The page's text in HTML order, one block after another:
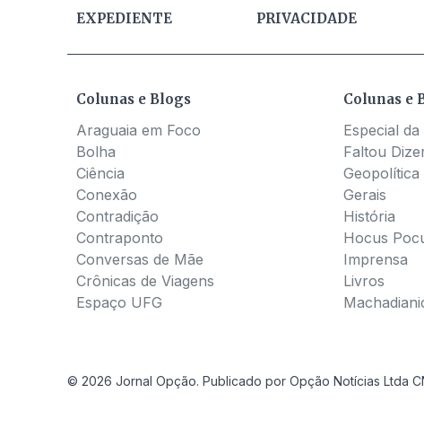
EXPEDIENTE PRIVACIDADE
Colunas e Blogs
Araguaia em Foco
Bolha
Ciência
Conexão
Contradição
Contraponto
Conversas de Mãe
Crônicas de Viagens
Espaço UFG
Colunas e
Especial
Faltou
Geopolítica
Gerais
História
Hocus
Imprensa
Livros
© 2026 Jornal Opção. Publicado por Opção Notícias Ltda